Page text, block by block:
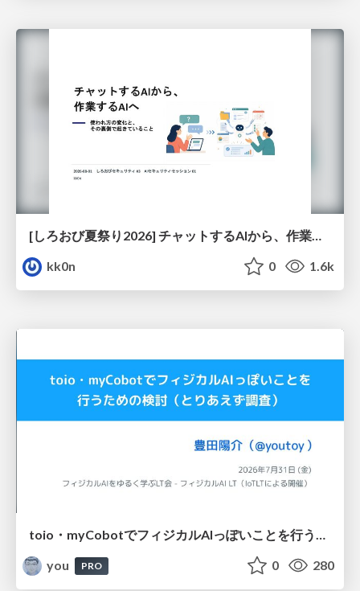
kk0n
0 1.6k
toio・myCobotでフィジカルAIっぽいことを行うための検討（とりあえず調査） / フィジカルAI LT（IoTLTによる開催）
you
PRO 0 280